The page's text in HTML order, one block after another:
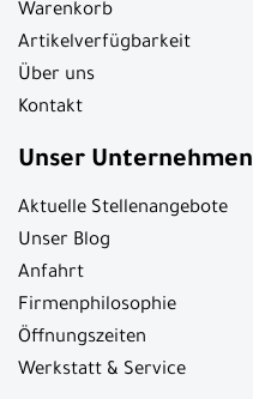
Warenkorb
Artikelverfügbarkeit
Über uns
Kontakt
Unser Unternehmen
Aktuelle Stellenangebote
Unser Blog
Anfahrt
Firmenphilosophie
Öffnungszeiten
Werkstatt & Service